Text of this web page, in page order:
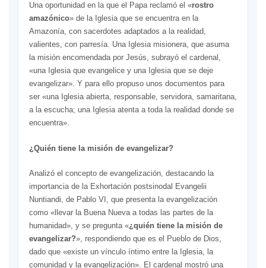
Una oportunidad en la que el Papa reclamó el «rostro
amazónico» de la Iglesia que se encuentra en la
Amazonía, con sacerdotes adaptados a la realidad,
valientes, con parresía. Una Iglesia misionera, que asuma
la misión encomendada por Jesús, subrayó el cardenal,
«una Iglesia que evangelice y una Iglesia que se deje
evangelizar». Y para ello propuso unos documentos para
ser «una Iglesia abierta, responsable, servidora, samaritana,
a la escucha; una Iglesia atenta a toda la realidad donde se
encuentra».
¿Quién tiene la misión de evangelizar?
Analizó el concepto de evangelización, destacando la
importancia de la Exhortación postsinodal Evangelii
Nuntiandi, de Pablo VI, que presenta la evangelización
como «llevar la Buena Nueva a todas las partes de la
humanidad», y se pregunta «¿quién tiene la misión de
evangelizar?», respondiendo que es el Pueblo de Dios,
dado que «existe un vínculo íntimo entre la Iglesia, la
comunidad y la evangelización». El cardenal mostró una